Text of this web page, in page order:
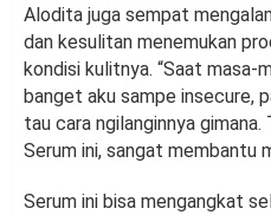
Alodita juga sempat
dan kesulitan menemukan
kondisi kulitnya. “Saat masa-
banget aku sampe insecure,
tau cara ngilanginnya
Serum ini, sangat membantu
Serum ini bisa mengangkat